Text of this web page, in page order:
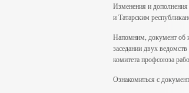
Изменения и
и Татарским
Напомним, документ об
заседании двух
комитета профсоюза
Ознакомиться с